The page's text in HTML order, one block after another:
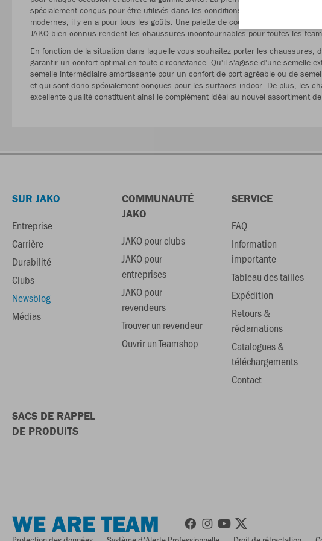
spécialement conçus pour être utilisés dans les conditions les plus diverses.
modernes, il y en a pour tous les goûts. Une palette de couleurs extrêmement
JAKO bien connus rendent les chaussures incontournables pour toutes les
En fonction de la situation dans laquelle vous souhaitez porter les chaussures,
garantir un confort optimal en toute circonstance. Qu'il s'agisse d'une semelle
semelle intermédiaire amortissante pour un confort de port agréable ou de
et qui sont donc spécialement conçues pour les surfaces indoor. De plus, les
excellente qualité constituent ainsi le complément idéal au nouvel assortiment
SUR JAKO
Entreprise
Carrière
Durabilité
Clubs
Newsblog
Médias
COMMUNAUTÉ
JAKO
JAKO pour clubs
JAKO pour
entreprises
JAKO pour
revendeurs
Trouver un revendeur
Ouvrir un Teamshop
SERVICE
FAQ
Information
importante
Tableau des tailles
Expédition
Retours &
réclamations
Catalogues &
téléchargements
Contact
SACS DE RAPPEL
DE PRODUITS
WE ARE TEAM